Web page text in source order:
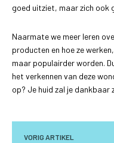
goed uitziet, maar zich ook
Naarmate we meer leren
producten en hoe ze
maar populairder worden.
het verkennen van deze
op? Je huid zal je dankbaar
VORIG ARTIKEL